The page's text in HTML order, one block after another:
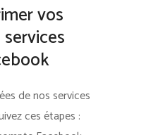
vos
de nos services
ces étapes :